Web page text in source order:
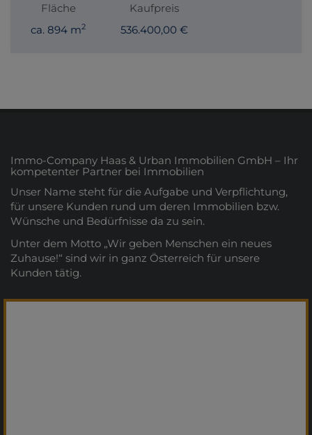
Fläche
ca. 894 m2
Kaufpreis
536.400,00 €
Immo-Company Haas & Urban Immobilien GmbH – Ihr
kompetenter Partner bei Immobilien
Unser Name steht für die Aufgabe und Verpflichtung,
für unsere Kunden rund um deren Immobilien bzw.
Wünsche und Bedürfnisse da zu sein.
Unter dem Motto „Wir geben Menschen ein neues
Zuhause!“ sind wir in ganz Österreich für unsere
Kunden tätig.